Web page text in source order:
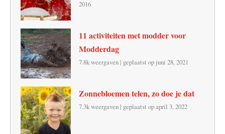
2016
11 activiteiten met modder voor
Modderdag
7.8k weergaven | geplaatst op juni 28, 2021
Zonnebloemen telen, zo doe je dat
7.3k weergaven | geplaatst op april 3, 2022